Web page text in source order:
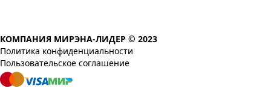
КОМПАНИЯ МИРЭНА-ЛИДЕР © 2023
Политика конфиденциальности
Пользовательское соглашение